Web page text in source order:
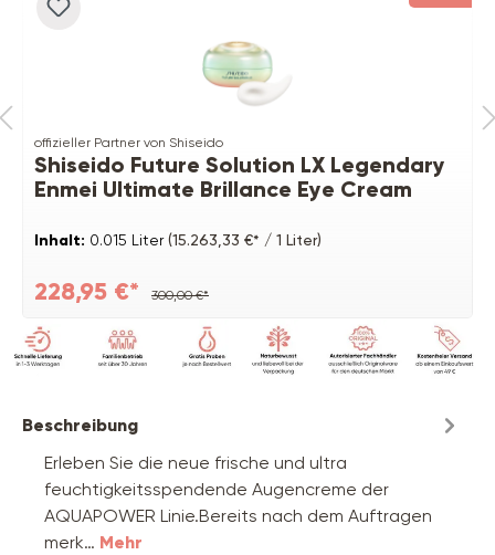
offizieller Partner von Shiseido
Shiseido Future Solution LX Legendary
Enmei Ultimate Brillance Eye Cream
Inhalt: 0.015 Liter(15.263,33 €* / 1 Liter)
228,95 €* 300,00 €*
Beschreibung
Erleben Sie die neue frische und ultra
feuchtigkeitsspendende Augencreme der
AQUAPOWER Linie.Bereits nach dem Auftragen
merk… Mehr